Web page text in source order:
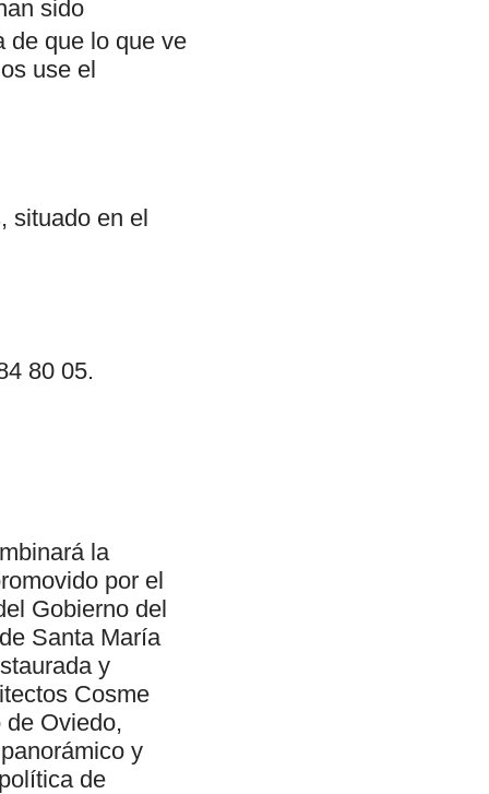
sido
de que lo que ve
use el
situado en el
80 05.
la
por el
Gobierno del
Santa María
y
Cosme
Oviedo,
y
de